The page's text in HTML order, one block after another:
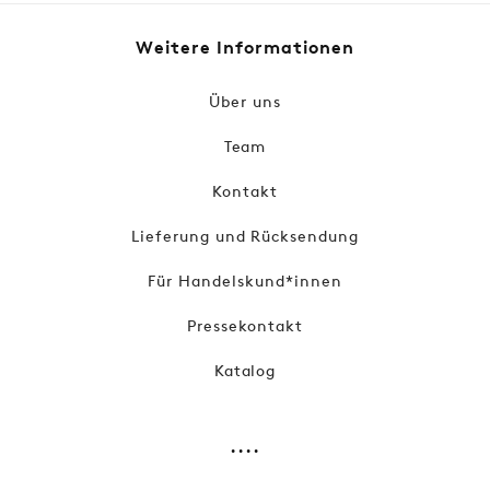
Weitere Informationen
Über uns
Team
Kontakt
Lieferung und Rücksendung
Für Handelskund*innen
Pressekontakt
Katalog
....